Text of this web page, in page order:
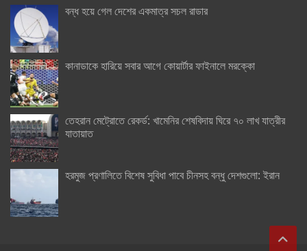
বন্ধ হয়ে গেল দেশের একমাত্র সচল রাডার
কানাডাকে হারিয়ে সবার আগে কোয়ার্টার ফাইনালে মরক্কো
তেহরান মেট্রোতে রেকর্ড: খামেনির শেষবিদায় ঘিরে ৭০ লাখ যাত্রীর
যাতায়াত
হরমুজ প্রণালিতে বিশেষ সুবিধা পাবে চীনসহ বন্ধু দেশগুলো: ইরান